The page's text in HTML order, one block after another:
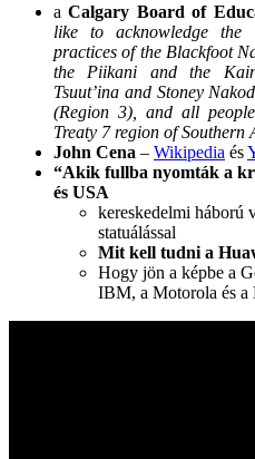
aCalgary Board of
like to acknowledge
practices of the Blackfoot
the Piikani and the
Tsuut’ina and Stoney
(Region 3), and all
Treaty 7 region of Southern
John Cena – Wikipedia és
“Akik fullba nyomták a
és USA
kereskedelmi háború
statuálással
Mit kell tudni a
Hogy jön a képbe a
IBM, a Motorola és a